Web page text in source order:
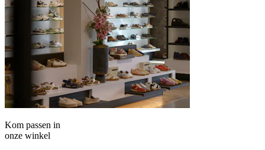
Kom passen in
onze winkel